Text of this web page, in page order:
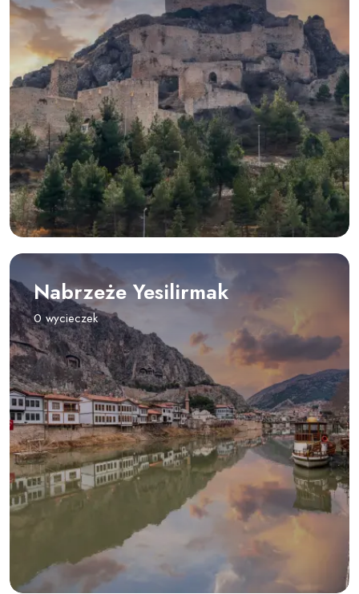
Nabrzeże Yesilirmak
0 wycieczek